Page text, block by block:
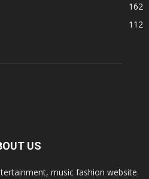
162
112
US
music fashion website.